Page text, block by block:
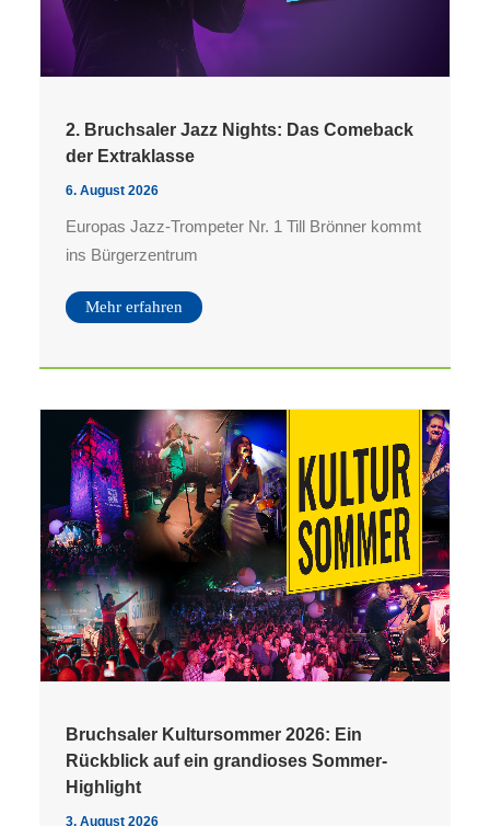
2. Bruchsaler Jazz Nights: Das Comeback
der Extraklasse
6. August 2026
Europas Jazz-Trompeter Nr. 1 Till Brönner kommt
ins Bürgerzentrum
Mehr erfahren
Bruchsaler Kultursommer 2026: Ein
Rückblick auf ein grandioses Sommer-
Highlight
3. August 2026